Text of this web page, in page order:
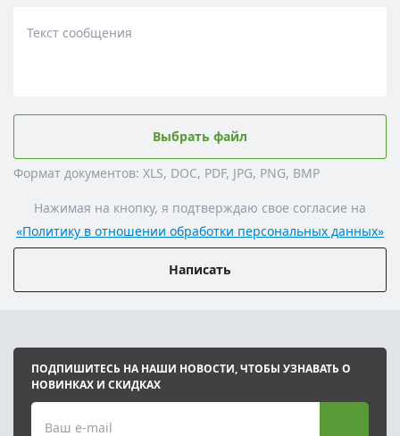
Текст сообщения
Выбрать файл
Формат документов: XLS, DOC, PDF, JPG, PNG, BMP
Нажимая на кнопку, я подтверждаю свое согласие на
«Политику в отношении обработки персональных данных»
Написать
ПОДПИШИТЕСЬ НА НАШИ НОВОСТИ, ЧТОБЫ УЗНАВАТЬ О
НОВИНКАХ И СКИДКАХ
Ваш e-mail